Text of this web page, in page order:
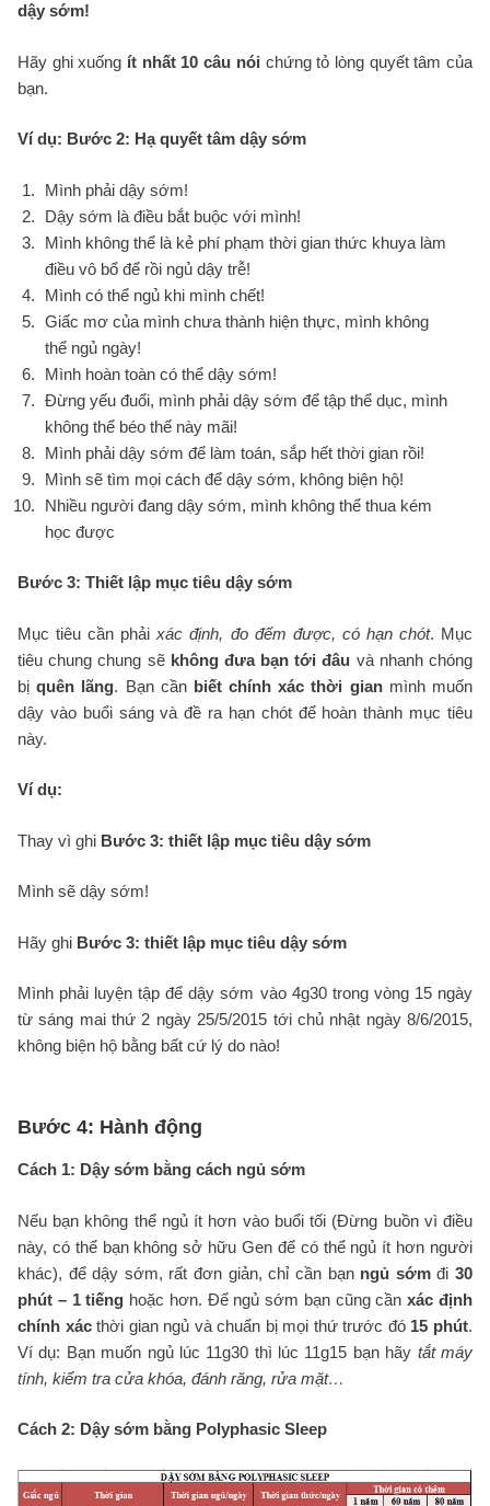
dậy sớm!
Hãy ghi xuống ít nhất 10 câu nói chứng tỏ lòng quyết tâm của
bạn.
Ví dụ: Bước 2: Hạ quyết tâm dậy sớm
Mình phải dậy sớm!
Dậy sớm là điều bắt buộc với mình!
Mình không thể là kẻ phí phạm thời gian thức khuya làm
điều vô bổ để rồi ngủ dậy trễ!
Mình có thể ngủ khi mình chết!
Giấc mơ của mình chưa thành hiện thực, mình không
thể ngủ ngày!
Mình hoàn toàn có thể dậy sớm!
Đừng yếu đuổi, mình phải dậy sớm để tập thể dục, mình
không thể béo thế này mãi!
Mình phải dậy sớm để làm toán, sắp hết thời gian rồi!
Mình sẽ tìm mọi cách để dậy sớm, không biện hộ!
Nhiều người đang dậy sớm, mình không thể thua kém
học được
Bước 3: Thiết lập mục tiêu dậy sớm
Mục tiêu cần phảixác định, đo đếm được, có hạn chót. Mục
tiêu chung chung sẽ không đưa bạn tới đâu và nhanh chóng
bị quên lãng. Bạn cầnbiết chính xác thời gianmình muốn
dậy vào buổi sáng và đề ra hạn chót để hoàn thành mục tiêu
này.
Ví dụ:
Thay vì ghi Bước 3: thiết lập mục tiêu dậy sớm
Mình sẽ dậy sớm!
Hãy ghi Bước 3: thiết lập mục tiêu dậy sớm
Mình phải luyện tập để dậy sớm vào 4g30 trong vòng 15 ngày
từ sáng mai thứ 2 ngày 25/5/2015 tới chủ nhật ngày 8/6/2015,
không biện hộ bằng bất cứ lý do nào!
Bước 4: Hành động
Cách 1: Dậy sớm bằng cách ngủ sớm
Nếu bạn không thể ngủ ít hơn vào buổi tối (Đừng buồn vì điều
này, có thể bạn không sở hữu Gen để có thể ngủ ít hơn người
khác), để dậy sớm, rất đơn giản, chỉ cần bạn ngủ sớmđi30
phút – 1 tiếng hoặc hơn. Để ngủ sớm bạn cũng cầnxác định
chính xácthời gian ngủ và chuẩn bị mọi thứ trước đó 15 phút.
Ví dụ: Bạn muốn ngủ lúc 11g30 thì lúc 11g15 bạn hãy tắt máy
tính, kiểm tra cửa khóa, đánh răng, rửa mặt…
Cách 2: Dậy sớm bằng Polyphasic Sleep